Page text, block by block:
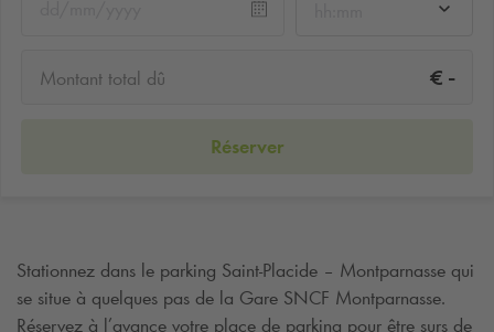
Montant total dû € -
Réserver
Stationnez dans le parking Saint-Placide – Montparnasse qui
se situe à quelques pas de la Gare SNCF Montparnasse.
Réservez à l’avance votre place de parking pour être surs de